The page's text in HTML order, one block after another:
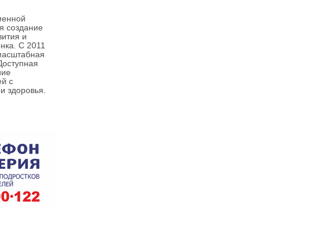
создание
и
С 2011
с
здоровья.